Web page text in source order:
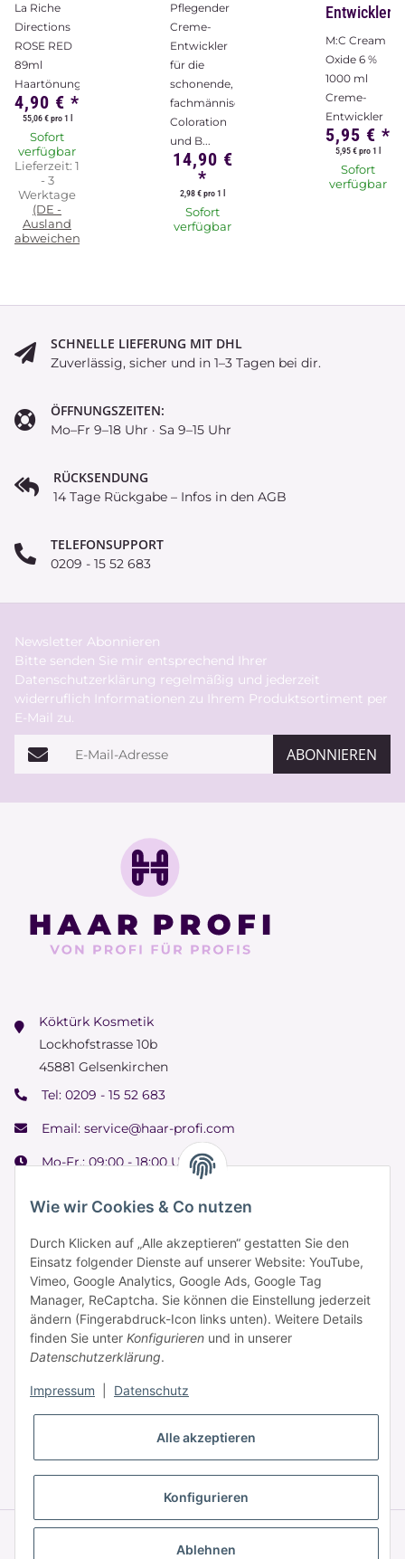
Wie wir Cookies & Co nutzen
Durch Klicken auf „Alle akzeptieren“ gestatten Sie den
Einsatz folgender Dienste auf unserer Website: YouTube,
Vimeo, Google Analytics, Google Ads, Google Tag
Manager, ReCaptcha. Sie können die Einstellung jederzeit
ändern (Fingerabdruck-Icon links unten). Weitere Details
finden Sie unter Konfigurieren und in unserer
Datenschutzerklärung.
Impressum Datenschutz
Alle akzeptieren
Konfigurieren
Ablehnen
La Riche
Directions
ROSE RED
89ml
Haartönung
4,90 € *
55,06 € pro 1 l
Sofort
verfügbar
Lieferzeit: 1
- 3
Werktage
(DE -
Ausland
abweichend)
Pflegender
Creme-
Entwickler
für die
schonende,
fachmännische
Coloration
und B...
14,90 €
*
2,98 € pro 1 l
Sofort
verfügbar
Entwickler
M:C Cream
Oxide 6 %
1000 ml
Creme-
Entwickler
5,95 € *
5,95 € pro 1 l
Sofort
verfügbar
SCHNELLE LIEFERUNG MIT DHL
Zuverlässig, sicher und in 1–3 Tagen bei dir.
ÖFFNUNGSZEITEN:
Mo–Fr 9–18 Uhr · Sa 9–15 Uhr
RÜCKSENDUNG
14 Tage Rückgabe – Infos in den AGB
TELEFONSUPPORT
0209 - 15 52 683
Newsletter Abonnieren
Bitte senden Sie mir entsprechend Ihrer
Datenschutzerklärung regelmäßig und jederzeit
widerruflich Informationen zu Ihrem Produktsortiment per
E-Mail zu.
E-Mail-Adresse ABONNIEREN
Köktürk Kosmetik
Lockhofstrasse 10b
45881 Gelsenkirchen
Tel: 0209 - 15 52 683
Email: service@haar-profi.com
Mo-Fr.: 09:00 - 18:00 Uhr
Samstag: 09:00 - 15:00 Uhr
Informationen
Zahlung & Versand
© © 2025 HAAR PROFI – A brand of Novon Professional GmbH
JTL-Shop|FIRE JTL-Shop Template